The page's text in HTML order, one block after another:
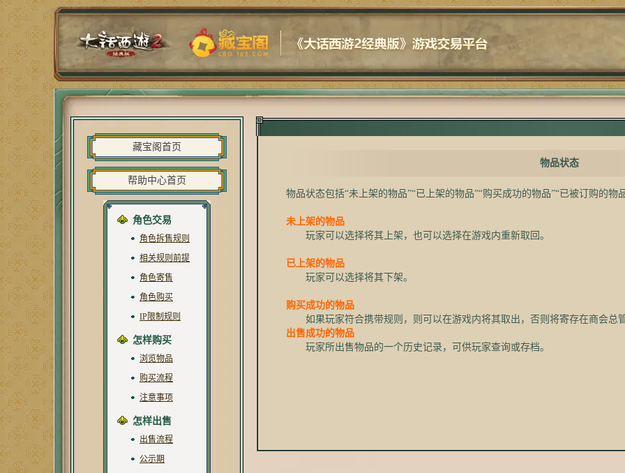
藏宝阁首页
帮助中心首页
角色交易
角色拆售规则
相关规则前提
角色寄售
角色购买
IP限制规则
怎样购买
浏览物品
购买流程
注意事项
怎样出售
出售流程
公示期
物品状态
物品状态包括“未上架的物品”“已上架的物品”“购买成功的物品”“已被订购的物
未上架的物品
玩家可以选择将其上架，也可以选择在游戏内重新取回。
已上架的物品
玩家可以选择将其下架。
购买成功的物品
如果玩家符合携带规则，则可以在游戏内将其取出，否则将寄存在商会总
出售成功的物品
玩家所出售物品的一个历史记录，可供玩家查询或存档。